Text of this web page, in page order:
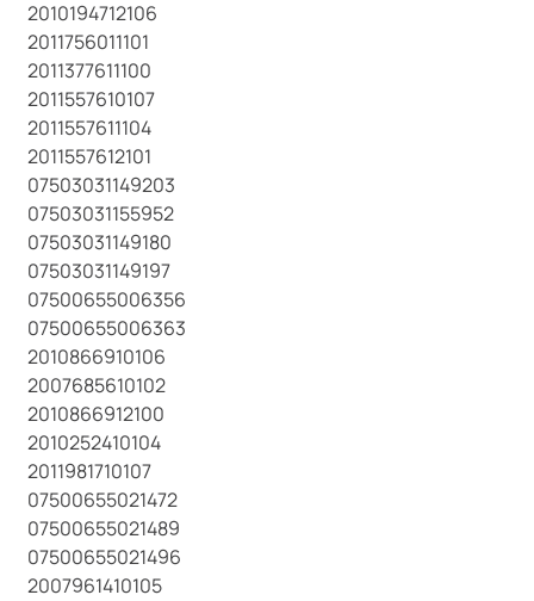
2010194712106
2011756011101
2011377611100
2011557610107
2011557611104
2011557612101
07503031149203
07503031155952
07503031149180
07503031149197
07500655006356
07500655006363
2010866910106
2007685610102
2010866912100
2010252410104
2011981710107
07500655021472
07500655021489
07500655021496
2007961410105